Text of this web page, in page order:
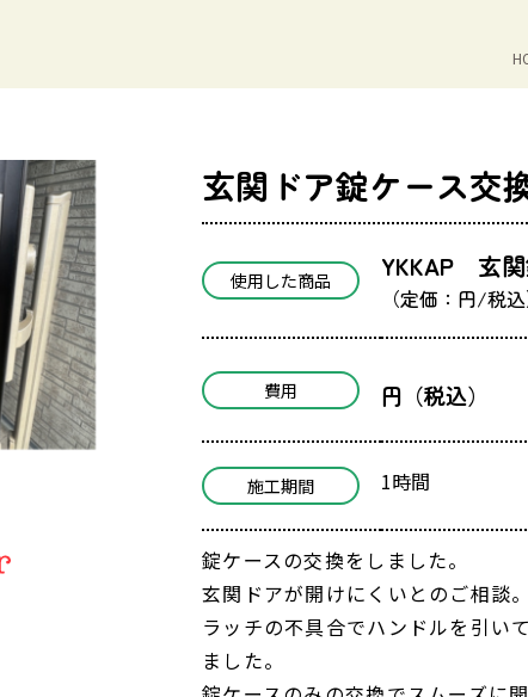
玄関ドア錠ケース交
使用した商品 YKKAP 玄
（定価：円/税込
費用 円（税込）
施工期間 1時間
錠ケースの交換をしました。
玄関ドアが開けにくいとのご相談。
ラッチの不具合でハンドルを引い
ました。